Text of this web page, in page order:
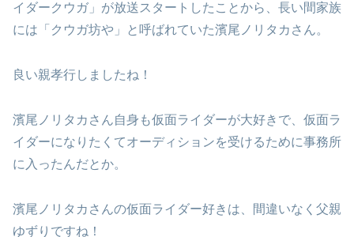
イダークウガ」が放送スタートしたことから、長い間家族
には「クウガ坊や」と呼ばれていた濱尾ノリタカさん。
良い親孝行しましたね！
濱尾ノリタカさん自身も仮面ライダーが大好きで、仮面ラ
イダーになりたくてオーディションを受けるために事務所
に入ったんだとか。
濱尾ノリタカさんの仮面ライダー好きは、間違いなく父親
ゆずりですね！